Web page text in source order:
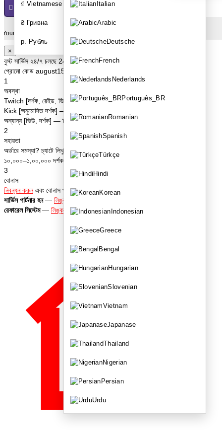
₫ Vietnamese dong
₴ Гривна
р. Рубль
Italian
Arabic
Deutsche
French
Nederlands
Português_BR
Romanian
Spanish
Türkçe
Hindi
Korean
Indonesian
Greece
Bengal
Hungarian
Slovenian
Vietnam
Japanase
Thailand
Nigerian
Persian
Urdu
Your shopping cart is empty!
বুস্ট সার্ভিস ২৪/৭ চলছে 24/7
প্রোমো কোডaugust15
— আগস্টের শেষ পর্যন্ত দর্শকদের উপর ১৩% ছাড়
1
অবস্থা
Twitch [দর্শক, রেইড, ভিউ] —
Kick [অনুমোদিত দর্শক] —
চলছে
অন্যান্য [ভিউ, দর্শক] —চলছে
2
সহায়তা
অর্ডারে সমস্যা? চ্যাটে লিখুন
১০,০০০–১,০০,০০০ দর্শক দরকার? অ্যাডমিনের টেলিগ্রাম —
3
বোনাস
নিবন্ধন করুন
সার্ভিস পার্টনার হন—লিঙ্ক
রেফারেল সিস্টেম—লিঙ্ক